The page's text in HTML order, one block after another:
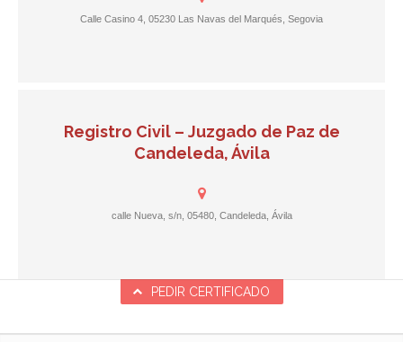
Calle Casino 4, 05230 Las Navas del Marqués, Segovia
Registro Civil – Juzgado de Paz de
Candeleda, Ávila
calle Nueva, s/n, 05480, Candeleda, Ávila
PEDIR CERTIFICADO